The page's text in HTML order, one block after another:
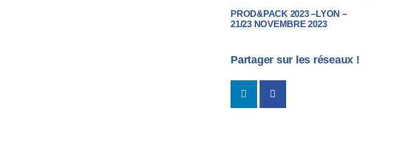
PROD&PACK 2023 –LYON –
21/23 NOVEMBRE 2023
Partager sur les réseaux !